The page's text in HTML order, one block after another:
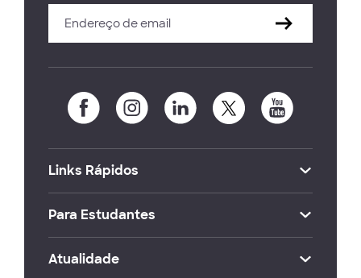
Links Rápidos
Para Estudantes
Atualidade